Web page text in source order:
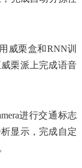
威栗盒和RNN训
栗派上完成语音
进行交通标志
显示，完成自定